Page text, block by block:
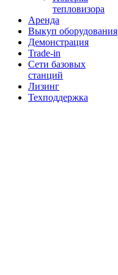
тепловизора
Аренда
Выкуп оборудования
Демонстрация
Trade-in
Сети базовых
станций
Лизинг
Техподдержка